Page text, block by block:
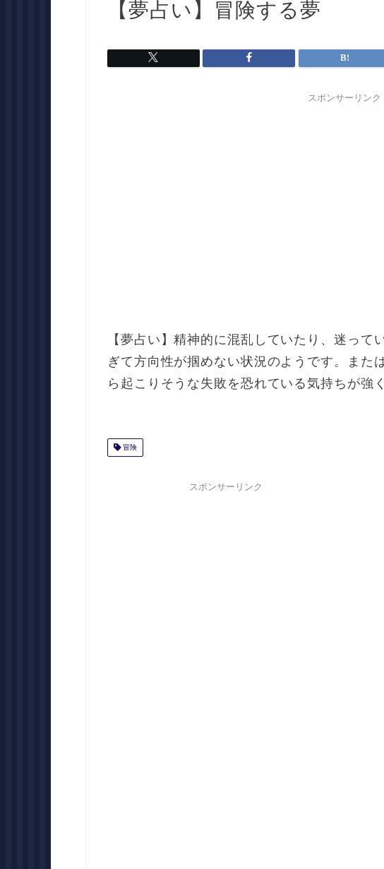
【夢占い】冒険する夢
スポンサーリンク
【夢占い】精神的に混乱していたり、迷って
ぎて方向性が掴めない状況のようです。また
ら起こりそうな失敗を恐れている気持ちが強
冒険
スポンサーリンク